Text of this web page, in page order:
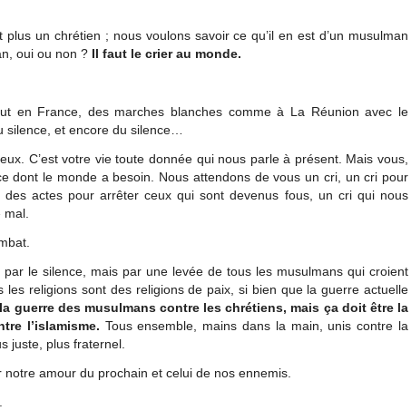
un chrétien ; nous voulons savoir ce qu’il en est d’un musulman
oui ou non ? Il faut le crier au monde.
en France, des marches blanches comme à La Réunion avec le
et encore du silence…
C’est votre vie toute donnée qui nous parle à présent. Mais vous,
dont le monde a besoin. Nous attendons de vous un cri, un cri pour
actes pour arrêter ceux qui sont devenus fous, un cri qui nous
le silence, mais par une levée de tous les musulmans qui croient
religions sont des religions de paix, si bien que la guerre actuelle
guerre des musulmans contre les chrétiens, mais ça doit être la
l’islamisme. Tous ensemble, mains dans la main, unis contre la
juste, plus fraternel.
amour du prochain et celui de nos ennemis.